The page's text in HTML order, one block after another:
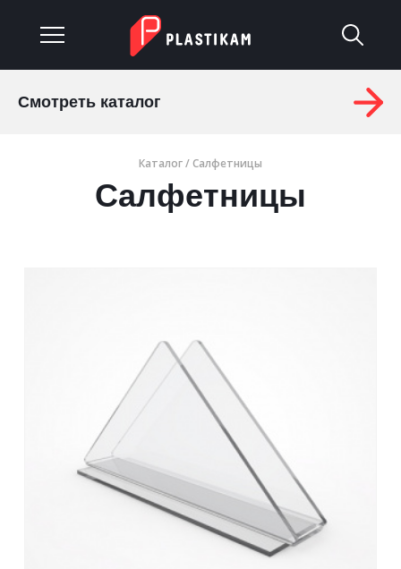
Отправить заявку
Смотреть каталог
Каталог/ Салфетницы
Салфетницы